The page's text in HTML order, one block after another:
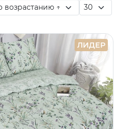
ЛИДЕР